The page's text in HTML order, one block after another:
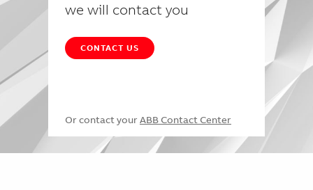
we will contact you
CONTACT US
Or contact your ABB Contact Center